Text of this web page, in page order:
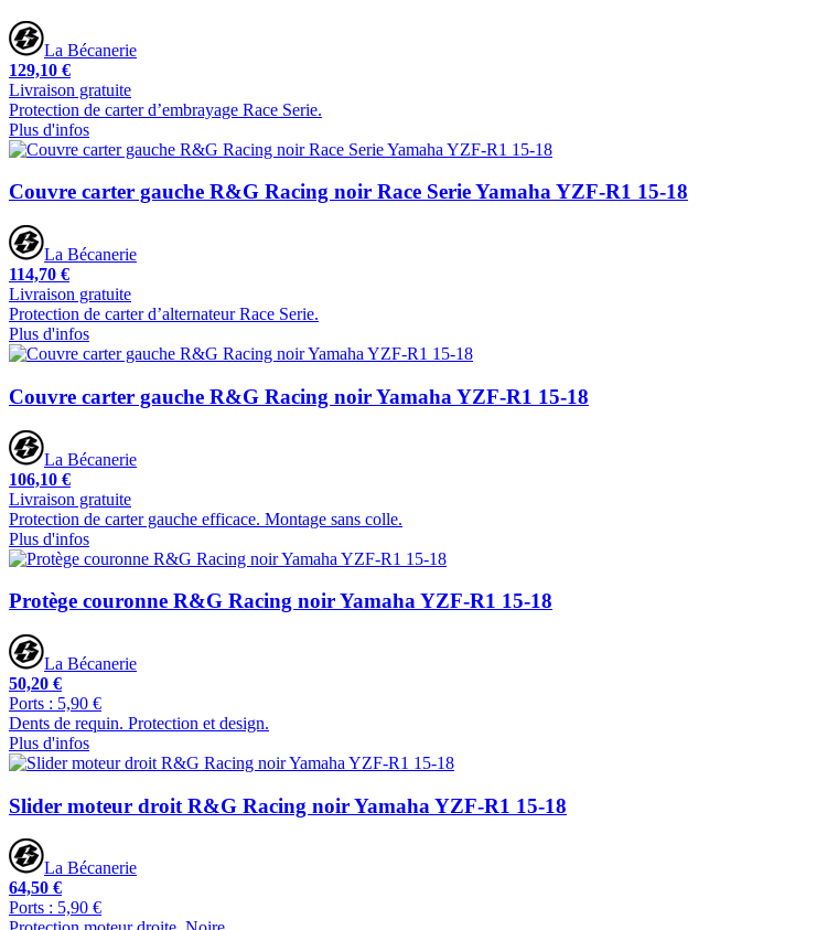
La Bécanerie
129,10 €
Livraison gratuite
Protection de carter d’embrayage Race Serie.
Plus d'infos
Couvre carter gauche R&G Racing noir Race Serie Yamaha YZF-R1 15-18
La Bécanerie
114,70 €
Livraison gratuite
Protection de carter d’alternateur Race Serie.
Plus d'infos
Couvre carter gauche R&G Racing noir Yamaha YZF-R1 15-18
La Bécanerie
106,10 €
Livraison gratuite
Protection de carter gauche efficace. Montage sans colle.
Plus d'infos
Protège couronne R&G Racing noir Yamaha YZF-R1 15-18
La Bécanerie
50,20 €
Ports : 5,90 €
Dents de requin. Protection et design.
Plus d'infos
Slider moteur droit R&G Racing noir Yamaha YZF-R1 15-18
La Bécanerie
64,50 €
Ports : 5,90 €